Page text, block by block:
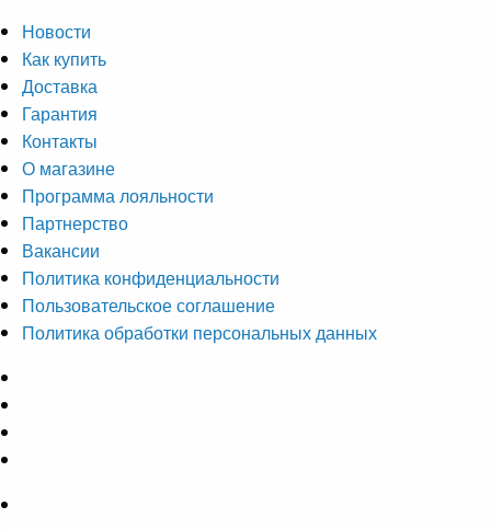
Новости
Как купить
Доставка
Гарантия
Контакты
О магазине
Программа лояльности
Партнерство
Вакансии
Политика конфиденциальности
Пользовательское соглашение
Политика обработки персональных данных